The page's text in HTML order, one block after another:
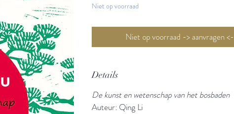
Niet op voorraad
Niet op voorraad -> aanvragen <-
Details
De kunst en wetenschap van het bosbaden
Auteur: Qing Li